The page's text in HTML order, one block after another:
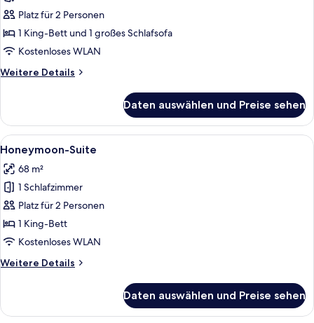
Suite
(Superior)
anzeigen
Platz für 2 Personen
1 King-Bett und 1 großes Schlafsofa
Kostenloses WLAN
Weitere Details
Weitere
Suite
(Superior)
Daten auswählen und Preise sehen
Alle
Fotos
für
Honeymoon-
Suite
anzeigen
Ein Hotelzimmer mit einem großen
9
Honeymoon-Suite
68 m²
1 Schlafzimmer
Platz für 2 Personen
1 King-Bett
Kostenloses WLAN
Weitere Details
Weitere
Suite
Daten auswählen und Preise sehen